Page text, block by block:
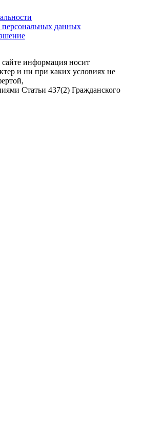
персональных данных
сайте информация носит
и ни при каких условиях не
Статьи 437(2) Гражданского